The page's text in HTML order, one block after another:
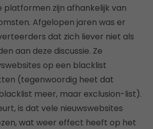
platformen zijn afhankelijk van
Afgelopen jaren was er
dat zich liever niet als
aan deze discussie. Ze
op een blacklist
(tegenwoordig heet dat
meer, maar exclusion-list).
is dat vele nieuwswebsites
wat weer effect heeft op het